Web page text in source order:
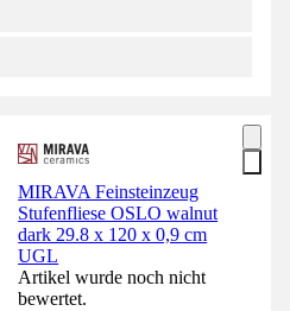
MIRAVA Feinsteinzeug
Stufenfliese OSLO walnut
dark 29.8 x 120 x 0,9 cm
UGL
Artikel wurde noch nicht
bewertet.